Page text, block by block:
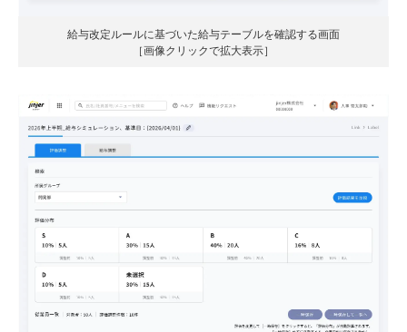
給与改定ルールに基づいた給与テーブルを確認する画面
［画像クリックで拡大表示］